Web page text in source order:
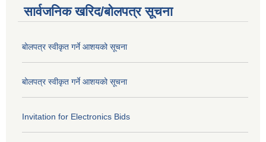
सार्वजनिक खरिद/बोलपत्र सूचना
बोलपत्र स्वीकृत गर्ने आशयको सूचना
बोलपत्र स्वीकृत गर्ने आशयको सूचना
Invitation for Electronics Bids